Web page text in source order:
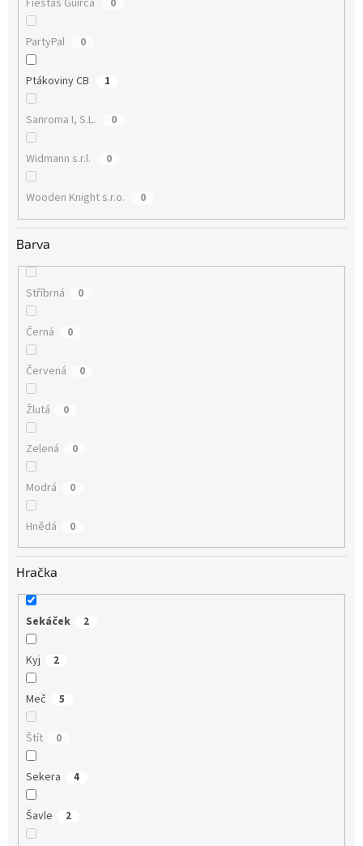
Fiestas Guirca 0
PartyPal 0
Ptákoviny CB 1
Sanroma I, S.L. 0
Widmann s.r.l. 0
Wooden Knight s.r.o. 0
Barva
Stříbrná 0
Černá 0
Červená 0
Žlutá 0
Zelená 0
Modrá 0
Hnědá 0
Hračka
Sekáček 2
Kyj 2
Meč 5
Štít 0
Sekera 4
Šavle 2